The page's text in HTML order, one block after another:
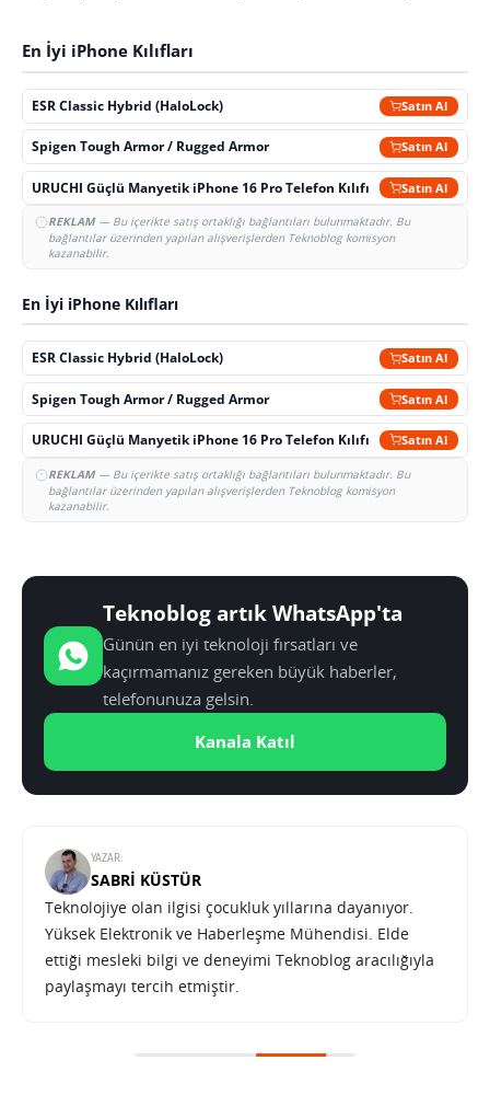
En İyi iPhone Kılıfları
ESR Classic Hybrid (HaloLock) Satın Al
Spigen Tough Armor / Rugged Armor Satın Al
URUCHI Güçlü Manyetik iPhone 16 Pro Telefon Kılıfı Satın Al
REKLAM— Bu içerikte satış ortaklığı bağlantıları bulunmaktadır. Bu
bağlantılar üzerinden yapılan alışverişlerden Teknoblog komisyon
kazanabilir.
En İyi iPhone Kılıfları
ESR Classic Hybrid (HaloLock) Satın Al
Spigen Tough Armor / Rugged Armor Satın Al
URUCHI Güçlü Manyetik iPhone 16 Pro Telefon Kılıfı Satın Al
REKLAM— Bu içerikte satış ortaklığı bağlantıları bulunmaktadır. Bu
bağlantılar üzerinden yapılan alışverişlerden Teknoblog komisyon
kazanabilir.
Teknoblog artık WhatsApp'ta
Günün en iyi teknoloji fırsatları ve
kaçırmamanız gereken büyük haberler,
telefonunuza gelsin.
Kanala Katıl
YAZAR:
SABRI KÜSTÜR
Teknolojiye olan ilgisi çocukluk yıllarına dayanıyor.
Yüksek Elektronik ve Haberleşme Mühendisi. Elde
ettiği mesleki bilgi ve deneyimi Teknoblog aracılığıyla
paylaşmayı tercih etmiştir.